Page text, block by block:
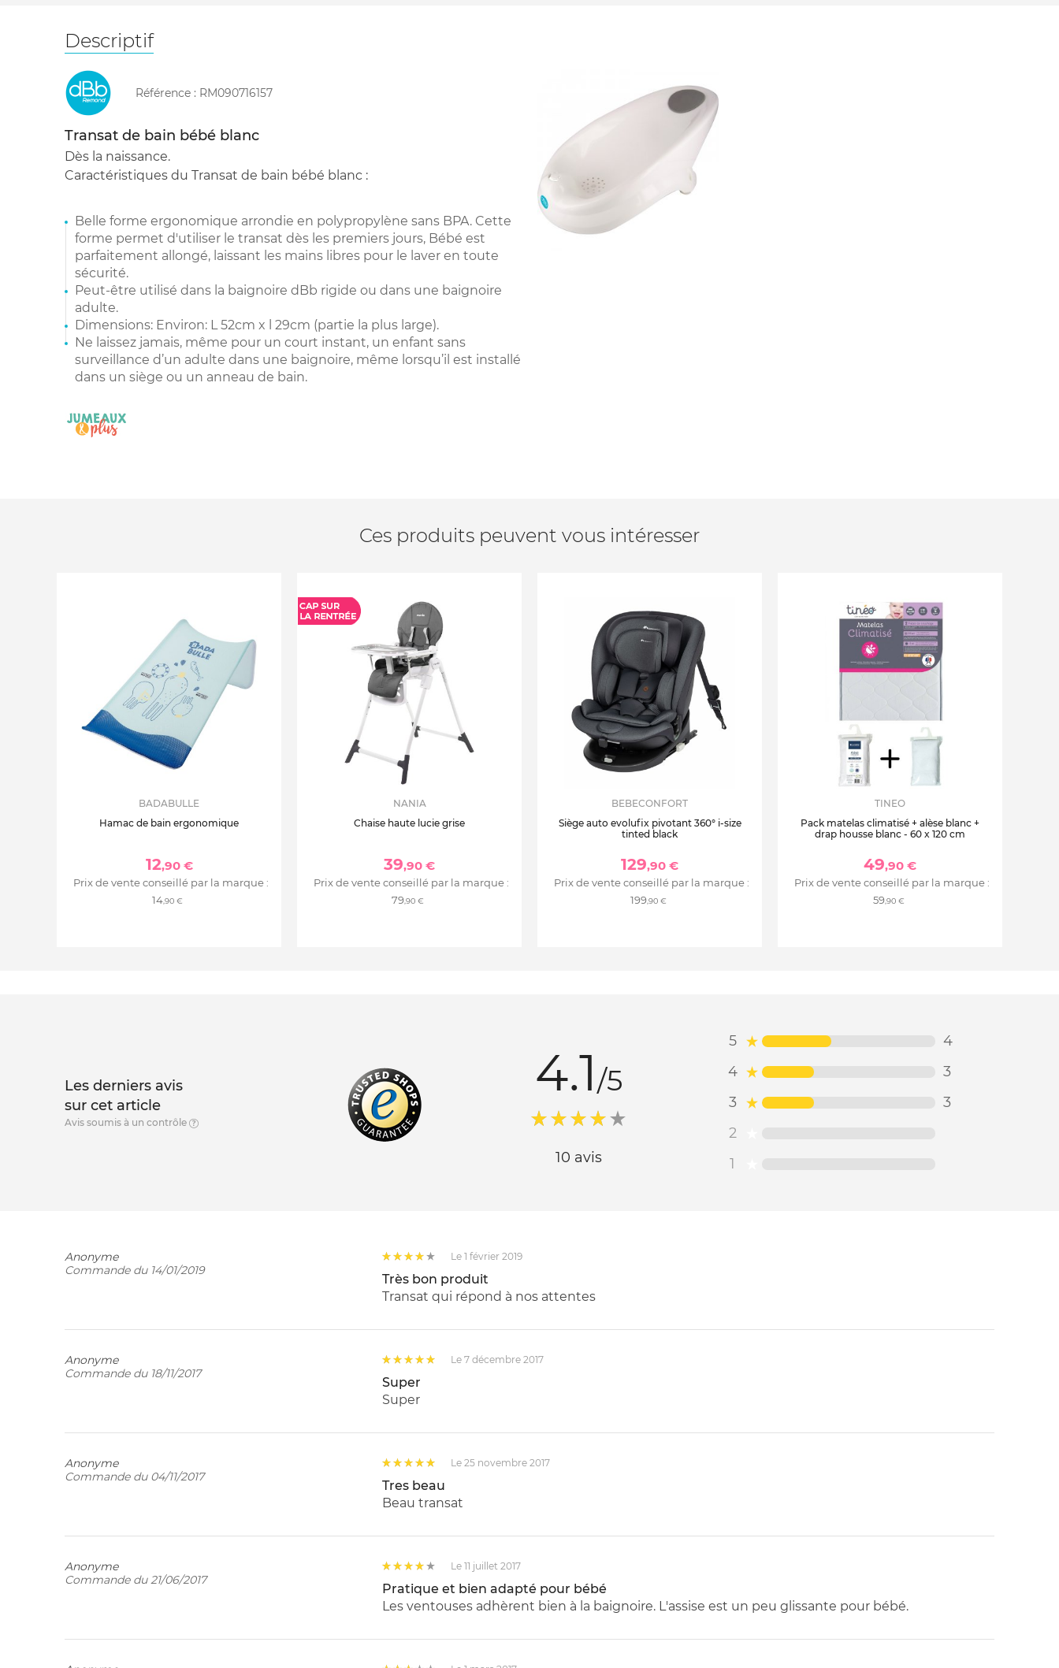
Descriptif
Référence : RM090716157
Transat de bain bébé blanc
Dès la naissance.
Caractéristiques du Transat de bain bébé blanc :
Belle forme ergonomique arrondie en polypropylène sans BPA. Cette
forme permet d'utiliser le transat dès les premiers jours, Bébé est
parfaitement allongé, laissant les mains libres pour le laver en toute
sécurité.
Peut-être utilisé dans la baignoire dBb rigide ou dans une baignoire
adulte.
Dimensions: Environ: L 52cm x l 29cm (partie la plus large).
Ne laissez jamais, même pour un court instant, un enfant sans
surveillance d’un adulte dans une baignoire, même lorsqu’il est installé
dans un siège ou un anneau de bain.
Ces produits peuvent vous intéresser
BADABULLE
Hamac de bain ergonomique
12,90 €
Prix de vente conseillé par la marque :
14,90 €
NANIA
Chaise haute lucie grise
39,90 €
Prix de vente conseillé par la marque :
79,90 €
BEBECONFORT
Siège auto evolufix pivotant 360° i-size
tinted black
129,90 €
Prix de vente conseillé par la marque :
199,90 €
TINEO
Pack matelas climatisé + alèse blanc +
drap housse blanc - 60 x 120 cm
49,90 €
Prix de vente conseillé par la marque :
59,90 €
Les derniers avis
sur cet article
Avis soumis à un contrôle
4.1/5
10 avis
5
4
4
3
3
3
2
1
Anonyme
Commande du 14/01/2019
Le 1 février 2019
Très bon produit
Transat qui répond à nos attentes
Anonyme
Commande du 18/11/2017
Le 7 décembre 2017
Super
Super
Anonyme
Commande du 04/11/2017
Le 25 novembre 2017
Tres beau
Beau transat
Anonyme
Commande du 21/06/2017
Le 11 juillet 2017
Pratique et bien adapté pour bébé
Les ventouses adhèrent bien à la baignoire. L'assise est un peu glissante pour bébé.